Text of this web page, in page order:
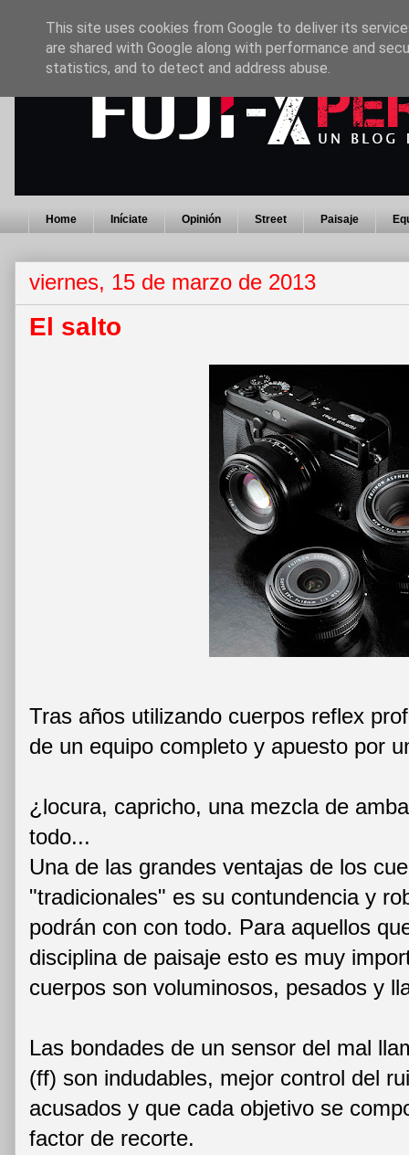
Home Iníciate Opinión Street Paisaje
viernes, 15 de marzo de 2013
El salto
Tras años utilizando cuerpos reflex
de un equipo completo y apuesto por
¿locura, capricho, una mezcla de
todo...
Una de las grandes ventajas de los
"tradicionales" es su contundencia y
podrán con con todo. Para aquellos
disciplina de paisaje esto es muy
cuerpos son voluminosos, pesados y
Las bondades de un sensor del mal
(ff) son indudables, mejor control del
acusados y que cada objetivo se
factor de recorte.
This site uses cookies from Google to deliver its
are shared with Google along with performance and
statistics, and to detect and address abuse.